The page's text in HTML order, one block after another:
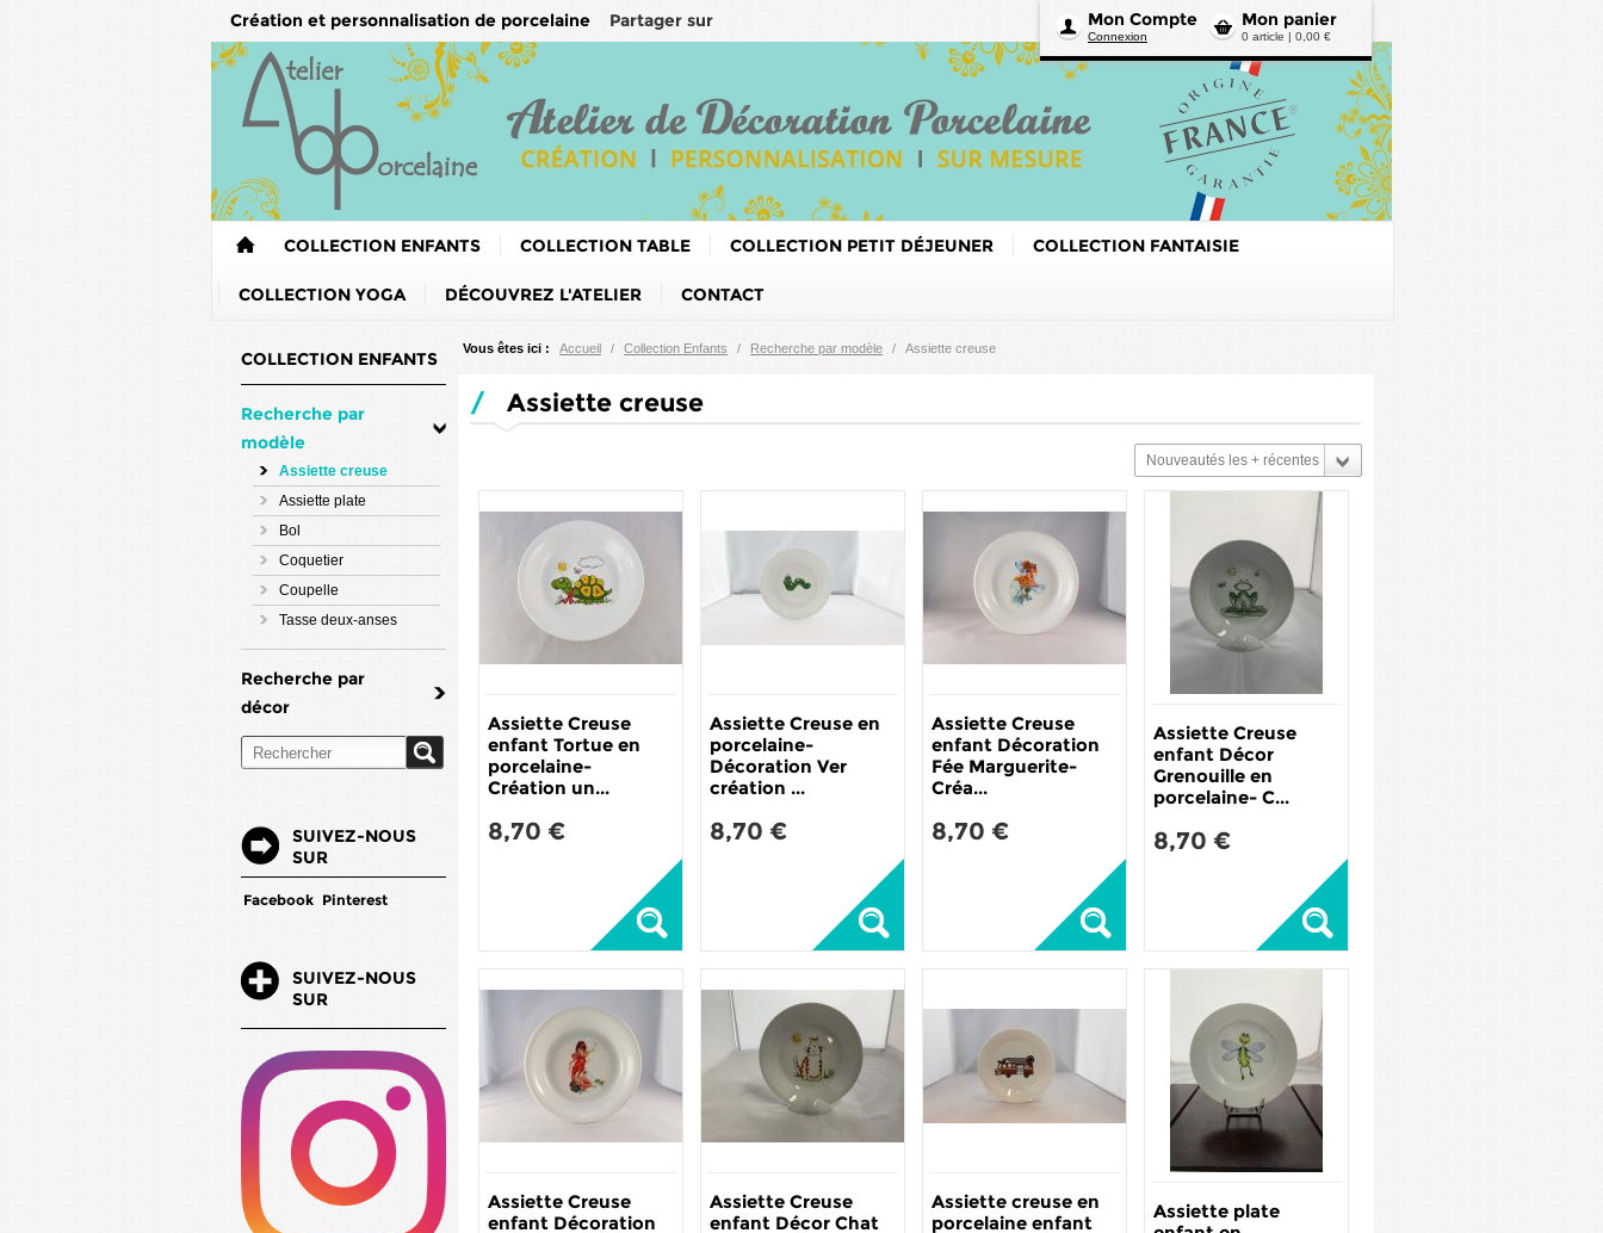
Mon panier
0 article | 0,00 €
Mon Compte
Connexion
Création et personnalisation de porcelaine Partager sur
COLLECTION ENFANTS COLLECTION TABLE COLLECTION PETIT DÉJEUNER COLLECTION FANTAISIE
COLLECTION YOGA DÉCOUVREZ L'ATELIER CONTACT
COLLECTION ENFANTS
Recherche par
modèle
Assiette creuse
Assiette plate
Bol
Coquetier
Coupelle
Tasse deux-anses
Recherche par
décor
SUIVEZ-NOUS
SUR
Facebook Pinterest
SUIVEZ-NOUS
SUR
Vous êtes ici : Accueil / Collection Enfants / Recherche par modèle / Assiette creuse
/ Assiette creuse
Nouveautés les + récentes
Assiette Creuse
enfant Tortue en
porcelaine-
Création un...
8,70 €
Assiette Creuse en
porcelaine-
Décoration Ver
création ...
8,70 €
Assiette Creuse
enfant Décoration
Fée Marguerite-
Créa...
8,70 €
Assiette Creuse
enfant Décor
Grenouille en
porcelaine- C...
8,70 €
Assiette Creuse
enfant Décoration
Assiette Creuse
enfant Décor Chat
Assiette creuse en
porcelaine enfant
Assiette plate